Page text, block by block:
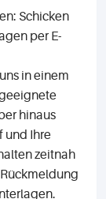
Schicken
per E-
in einem
hinaus
und Ihre
zeitnah